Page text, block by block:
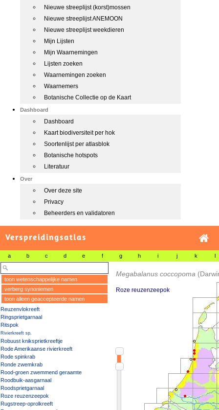
Nieuwe streeplijst (korst)mossen
Nieuwe streeplijst ANEMOON
Nieuwe streeplijst weekdieren
Mijn Lijsten
Mijn Waarnemingen
Lijsten zoeken
Waarnemingen zoeken
Waarnemers
Botanische Collectie op de Kaart
Dashboard
Dashboard
Kaart biodiversiteit per hok
Soortenlijst per atlasblok
Botanische hotspots
Literatuur
Over
Over deze site
Privacy
Beheerders en validatoren
Verspreidingsatlas
a b c d e f g h i j k l
toon wetenschappelijke namen
verberg synoniemen
toon alleen geaccepteerde namen
Reuzenvlokreeft
Ringsprietgarnaal
Ritspok
Rivierkreeft sp.
Robuust kniksprietkreeftje
Rode Amerikaanse rivierkreeft
Rode spinkrab
Ronde zwemkrab
Rood-groen zwemmend geraamte
Roodbuik-aasgarnaal
Roodsprietgarnaal
Roze reuzenzeepok
Rugstreep-oprolkreeft
Megabalanus coccopoma
Roze reuzenzeepok